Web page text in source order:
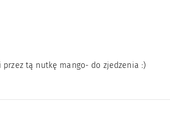
tą nutkę mango- do zjedzenia :)